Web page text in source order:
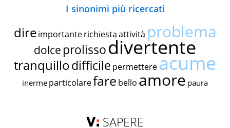
I sinonimi più ricercati
dire importante richiestaattività problema
dolce prolissodivertente
tranquillodifficile permettereacume
inerme particolarefare bello amore paura
SAPERE